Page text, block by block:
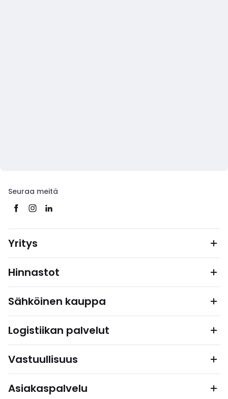
Seuraa meitä
Yritys
Hinnastot
Sähköinen kauppa
Logistiikan palvelut
Vastuullisuus
Asiakaspalvelu